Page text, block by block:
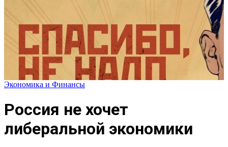
Экономика и Финансы
Россия не хочет
либеральной экономики